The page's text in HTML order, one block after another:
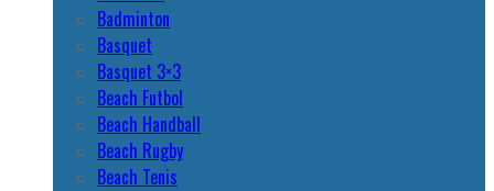
Badminton
Basquet
Basquet 3×3
Beach Futbol
Beach Handball
Beach Rugby
Beach Tenis